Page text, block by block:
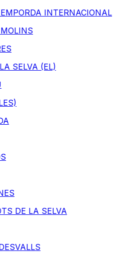
INTERNACIONAL
SELVA (EL)
DE LA SELVA